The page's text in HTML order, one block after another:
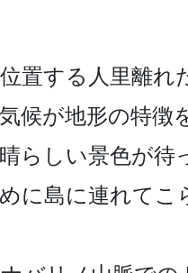
置する­人里離
候が地形の特徴
らしい景色が待
に島に­連れて